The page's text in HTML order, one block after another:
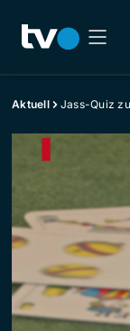
Aktuell Jass-Quiz